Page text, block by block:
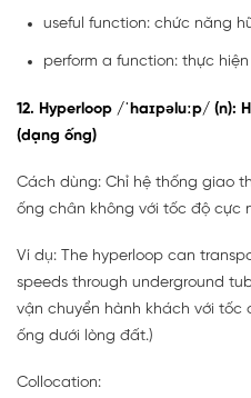
useful function: chức năng
perform a function: thực
12. Hyperloop /ˈhaɪpəluːp/ (n):
(dạng ống)
Cách dùng: Chỉ hệ thống giao
ống chân không với tốc độ cực
Ví dụ: The hyperloop can
speeds through underground
vận chuyển hành khách với
ống dưới lòng đất.)
Collocation: